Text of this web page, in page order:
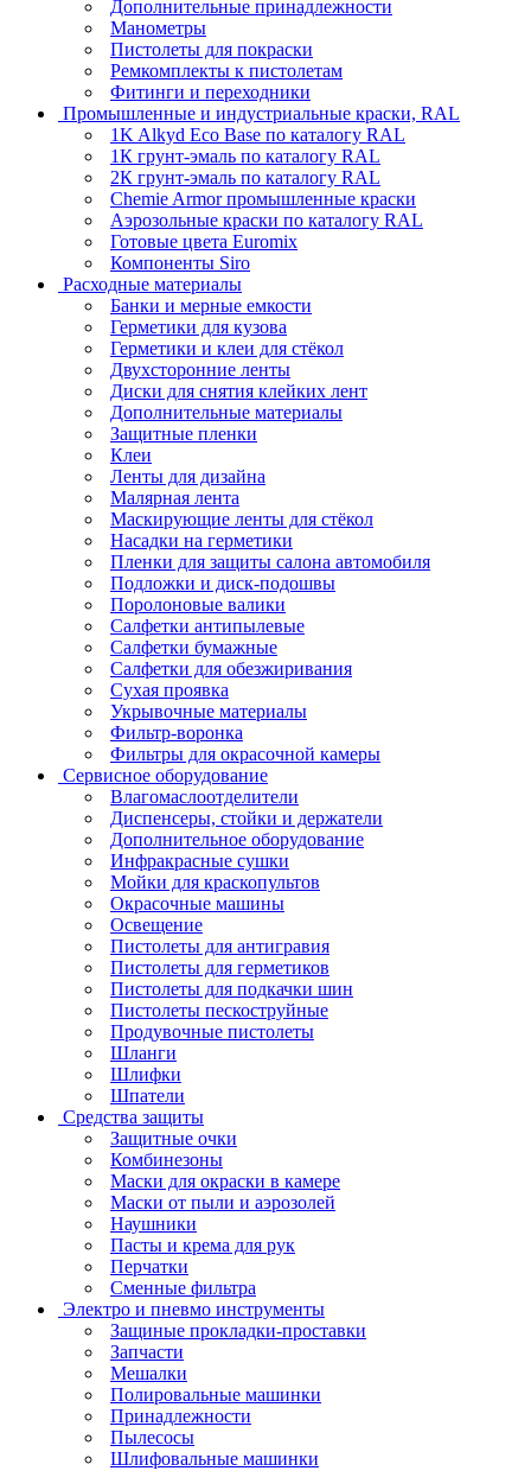
Дополнительные принадлежности
Манометры
Пистолеты для покраски
Ремкомплекты к пистолетам
Фитинги и переходники
Промышленные и индустриальные краски, RAL
1K Alkyd Eco Base по каталогу RAL
1К грунт-эмаль по каталогу RAL
2К грунт-эмаль по каталогу RAL
Chemie Armor промышленные краски
Аэрозольные краски по каталогу RAL
Готовые цвета Euromix
Компоненты Siro
Расходные материалы
Банки и мерные емкости
Герметики для кузова
Герметики и клеи для стёкол
Двухсторонние ленты
Диски для снятия клейких лент
Дополнительные материалы
Защитные пленки
Клеи
Ленты для дизайна
Малярная лента
Маскирующие ленты для стёкол
Насадки на герметики
Пленки для защиты салона автомобиля
Подложки и диск-подошвы
Поролоновые валики
Салфетки антипылевые
Салфетки бумажные
Салфетки для обезжиривания
Сухая проявка
Укрывочные материалы
Фильтр-воронка
Фильтры для окрасочной камеры
Сервисное оборудование
Влагомаслоотделители
Диспенсеры, стойки и держатели
Дополнительное оборудование
Инфракрасные сушки
Мойки для краскопультов
Окрасочные машины
Освещение
Пистолеты для антигравия
Пистолеты для герметиков
Пистолеты для подкачки шин
Пистолеты пескоструйные
Продувочные пистолеты
Шланги
Шлифки
Шпатели
Средства защиты
Защитные очки
Комбинезоны
Маски для окраски в камере
Маски от пыли и аэрозолей
Наушники
Пасты и крема для рук
Перчатки
Сменные фильтра
Электро и пневмо инструменты
Защиные прокладки-проставки
Запчасти
Мешалки
Полировальные машинки
Принадлежности
Пылесосы
Шлифовальные машинки